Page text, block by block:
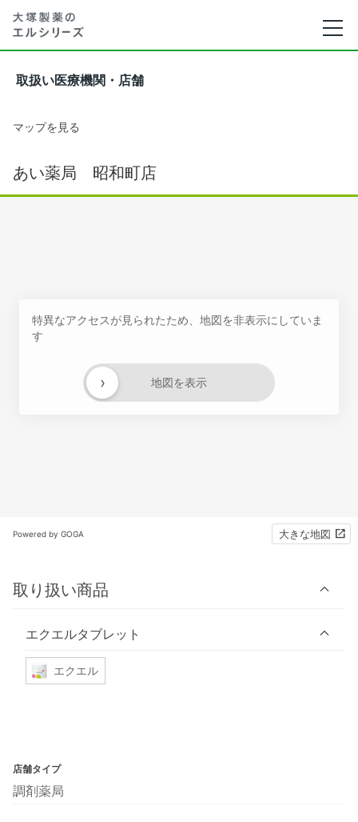
取扱い医療機関・店舗
マップを見る
あい薬局 昭和町店
特異なアクセスが見られたため、地図を非表示にしていま
す
地図を表示
›
Powered by GOGA 大きな地図
取り扱い商品
エクエルタブレット
エクエル
店舗タイプ
調剤薬局